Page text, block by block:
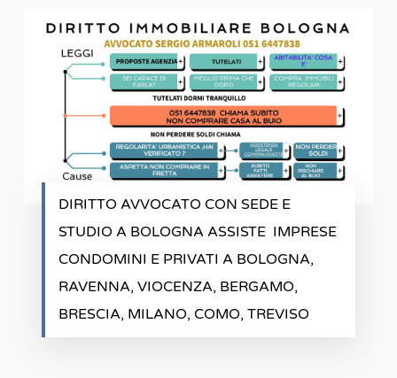
DIRITTO AVVOCATO CON SEDE E
STUDIO A BOLOGNA ASSISTE IMPRESE
CONDOMINI E PRIVATI A BOLOGNA,
RAVENNA, VIOCENZA, BERGAMO,
BRESCIA, MILANO, COMO, TREVISO